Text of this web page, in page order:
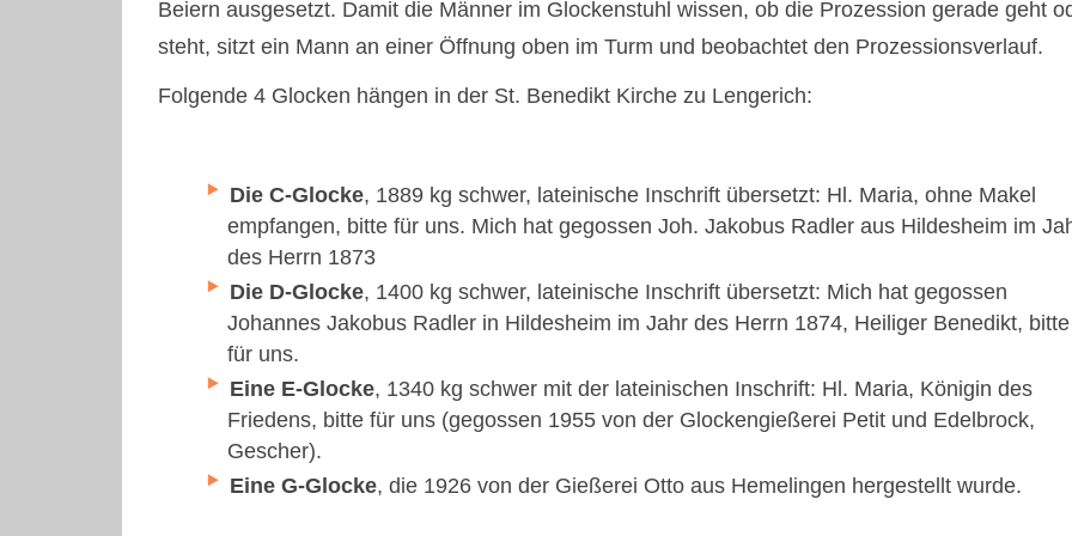
Beiern ausgesetzt. Damit die Männer im Glockenstuhl wissen, ob die Prozession gerade geht
steht, sitzt ein Mann an einer Öffnung oben im Turm und beobachtet den Prozessionsverlauf.
Folgende 4 Glocken hängen in der St. Benedikt Kirche zu Lengerich:
Die C-Glocke, 1889 kg schwer, lateinische Inschrift übersetzt: Hl. Maria, ohne Makel
empfangen, bitte für uns. Mich hat gegossen Joh. Jakobus Radler aus Hildesheim im
des Herrn 1873
Die D-Glocke, 1400 kg schwer, lateinische Inschrift übersetzt: Mich hat gegossen
Johannes Jakobus Radler in Hildesheim im Jahr des Herrn 1874, Heiliger Benedikt, bitte
für uns.
Eine E-Glocke, 1340 kg schwer mit der lateinischen Inschrift: Hl. Maria, Königin des
Friedens, bitte für uns (gegossen 1955 von der Glockengießerei Petit und Edelbrock,
Gescher).
Eine G-Glocke, die 1926 von der Gießerei Otto aus Hemelingen hergestellt wurde.